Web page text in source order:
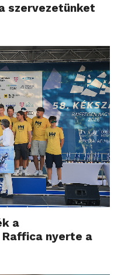
szervezetünket
a
Raffica nyerte a